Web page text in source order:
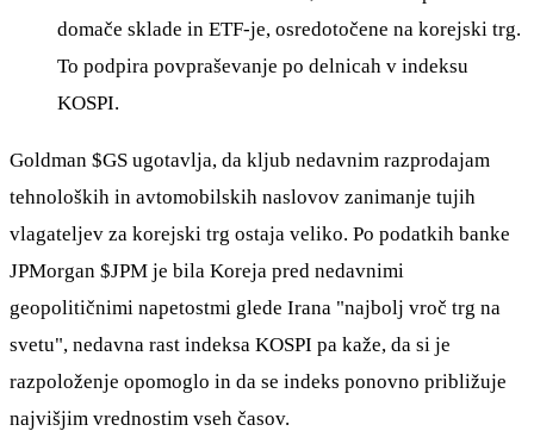
domače sklade in ETF-je, osredotočene na korejski trg.
To podpira povpraševanje po delnicah v indeksu
KOSPI.
Goldman $GS ugotavlja, da kljub nedavnim razprodajam
tehnoloških in avtomobilskih naslovov zanimanje tujih
vlagateljev za korejski trg ostaja veliko. Po podatkih banke
JPMorgan $JPM je bila Koreja pred nedavnimi
geopolitičnimi napetostmi glede Irana "najbolj vroč trg na
svetu", nedavna rast indeksa KOSPI pa kaže, da si je
razpoloženje opomoglo in da se indeks ponovno približuje
najvišjim vrednostim vseh časov.